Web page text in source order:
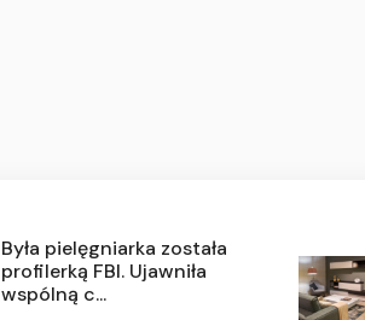
Była pielęgniarka została
profilerką FBI. Ujawniła
wspólną c...